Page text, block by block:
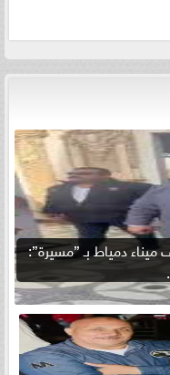
دمياط بـ ”مسيرة”: